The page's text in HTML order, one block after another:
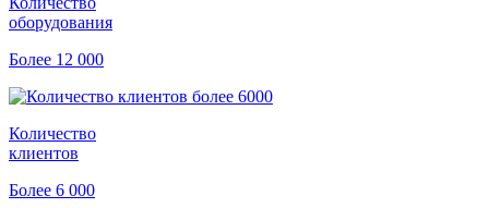
оборудования
Более 12 000
Количество
клиентов
Более 6 000